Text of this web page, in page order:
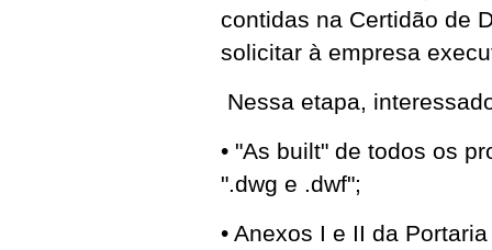
contidas na Certidão de
solicitar à empresa
Nessa etapa,
• "As built" de todos os
".dwg e .dwf";
• Anexos I e II da